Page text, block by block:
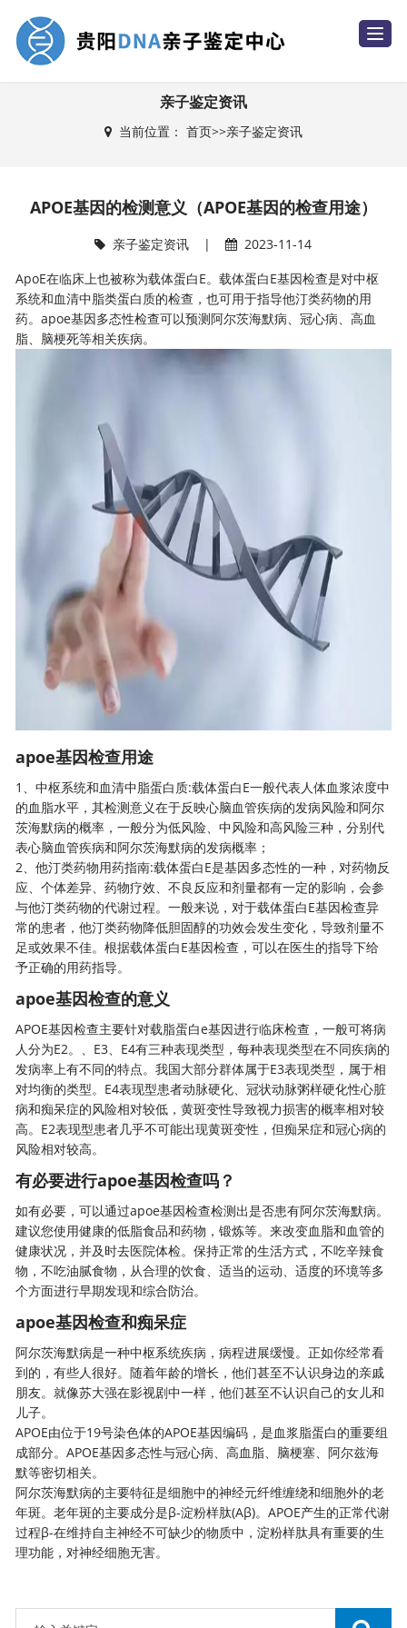
T
o
o
亲子鉴定资讯
当前位置： 首页>>亲子鉴定资讯
APOE基因的检测意义（APOE基因的检查用途）
亲子鉴定资讯 |
2023-11-14
ApoE在临床上也被称为载体蛋白E。载体蛋白E基因检查是对中枢
系统和血清中脂类蛋白质的检查，也可用于指导他汀类药物的用
药。apoe基因多态性检查可以预测阿尔茨海默病、冠心病、高血
脂、脑梗死等相关疾病。
apoe基因检查用途
1、中枢系统和血清中脂蛋白质:载体蛋白E一般代表人体血浆浓度中
的血脂水平，其检测意义在于反映心脑血管疾病的发病风险和阿尔
茨海默病的概率，一般分为低风险、中风险和高风险三种，分别代
表心脑血管疾病和阿尔茨海默病的发病概率；
2、他汀类药物用药指南:载体蛋白E是基因多态性的一种，对药物反
应、个体差异、药物疗效、不良反应和剂量都有一定的影响，会参
与他汀类药物的代谢过程。一般来说，对于载体蛋白E基因检查异
常的患者，他汀类药物降低胆固醇的功效会发生变化，导致剂量不
足或效果不佳。根据载体蛋白E基因检查，可以在医生的指导下给
予正确的用药指导。
apoe基因检查的意义
APOE基因检查主要针对载脂蛋白e基因进行临床检查，一般可将病
人分为E2。、E3、E4有三种表现类型，每种表现类型在不同疾病的
发病率上有不同的特点。我国大部分群体属于E3表现类型，属于相
对均衡的类型。E4表现型患者动脉硬化、冠状动脉粥样硬化性心脏
病和痴呆症的风险相对较低，黄斑变性导致视力损害的概率相对较
高。E2表现型患者几乎不可能出现黄斑变性，但痴呆症和冠心病的
风险相对较高。
有必要进行apoe基因检查吗？
如有必要，可以通过apoe基因检查检测出是否患有阿尔茨海默病。
建议您使用健康的低脂食品和药物，锻炼等。来改变血脂和血管的
健康状况，并及时去医院体检。保持正常的生活方式，不吃辛辣食
物，不吃油腻食物，从合理的饮食、适当的运动、适度的环境等多
个方面进行早期发现和综合防治。
apoe基因检查和痴呆症
阿尔茨海默病是一种中枢系统疾病，病程进展缓慢。正如你经常看
到的，有些人很好。随着年龄的增长，他们甚至不认识身边的亲戚
朋友。就像苏大强在影视剧中一样，他们甚至不认识自己的女儿和
儿子。
APOE由位于19号染色体的APOE基因编码，是血浆脂蛋白的重要组
成部分。APOE基因多态性与冠心病、高血脂、脑梗塞、阿尔兹海
默等密切相关。
阿尔茨海默病的主要特征是细胞中的神经元纤维缠绕和细胞外的老
年斑。老年斑的主要成分是β-淀粉样肽(Aβ)。APOE产生的正常代谢
过程β-在维持自主神经不可缺少的物质中，淀粉样肽具有重要的生
理功能，对神经细胞无害。